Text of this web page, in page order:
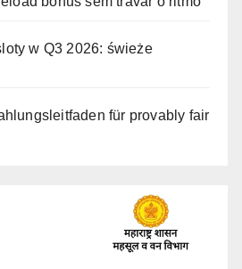
w Q3 2026: świeże
für provably fair